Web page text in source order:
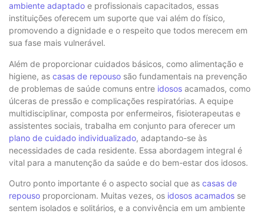
ambiente adaptado e profissionais capacitados, essas
instituições oferecem um suporte que vai além do físico,
promovendo a dignidade e o respeito que todos merecem em
sua fase mais vulnerável.
Além de proporcionar cuidados básicos, como alimentação e
higiene, as casas de repouso são fundamentais na prevenção
de problemas de saúde comuns entre idosos acamados, como
úlceras de pressão e complicações respiratórias. A equipe
multidisciplinar, composta por enfermeiros, fisioterapeutas e
assistentes sociais, trabalha em conjunto para oferecer um
plano de cuidado individualizado, adaptando-se às
necessidades de cada residente. Essa abordagem integral é
vital para a manutenção da saúde e do bem-estar dos idosos.
Outro ponto importante é o aspecto social que as casas de
repouso proporcionam. Muitas vezes, os idosos acamados se
sentem isolados e solitários, e a convivência em um ambiente